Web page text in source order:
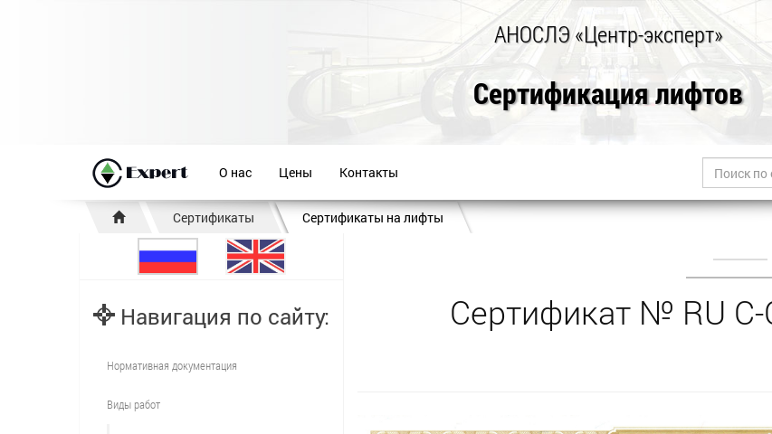
АНОСЛЭ «Центр-эксперт»
Сертификация лифтов
О нас Цены Контакты
Сертификаты Сертификаты на лифты
Сертификат № RU
Навигация по сайту:
Нормативная документация
Виды работ